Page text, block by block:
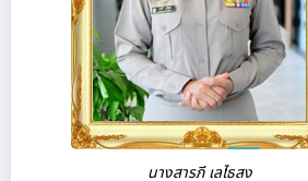
นางสารภี เลไธสง